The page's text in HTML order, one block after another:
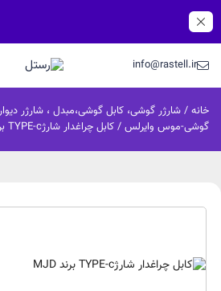
info@rastell.ir
خانه / شارژر گوشی، کابل گوشی،مبدل ، شارژر
گوشی-موس وایرلس / کابل چراغدار شارژTYPE-c برند MJD